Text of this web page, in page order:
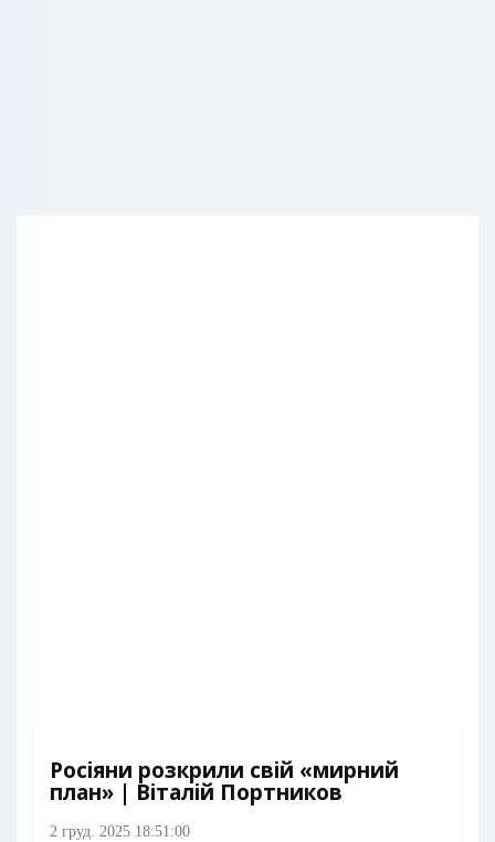
Росіяни розкрили свій «мирний
план» | Віталій Портников
2 груд. 2025 18:51:00